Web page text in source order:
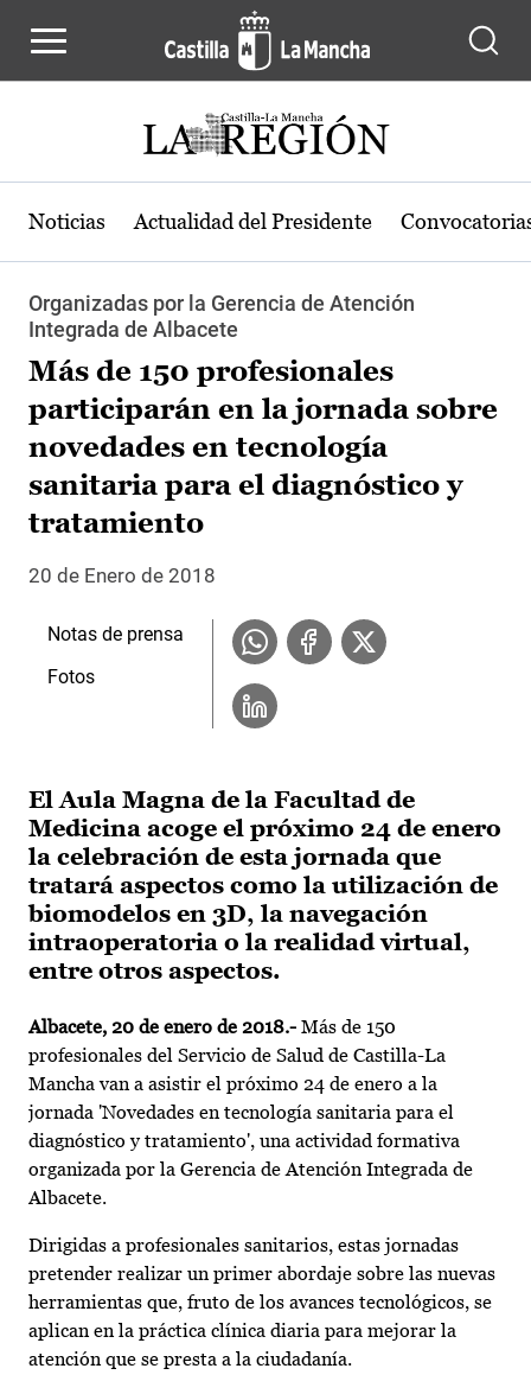
Noticias Actualidad del Presidente
Organizadas por la Gerencia de Atención
Integrada de Albacete
Más de 150 profesionales
participarán en la jornada sobre
novedades en tecnología
sanitaria para el diagnóstico y
tratamiento
20 de Enero de 2018
El Aula Magna de la Facultad de
Medicina acoge el próximo 24 de enero
la celebración de esta jornada que
tratará aspectos como la utilización de
biomodelos en 3D, la navegación
intraoperatoria o la realidad virtual,
entre otros aspectos.
Albacete, 20 de enero de 2018.- Más de 150
profesionales del Servicio de Salud de Castilla-La
Mancha van a asistir el próximo 24 de enero a la
jornada 'Novedades en tecnología sanitaria para el
diagnóstico y tratamiento', una actividad formativa
organizada por la Gerencia de Atención Integrada de
Albacete.
Dirigidas a profesionales sanitarios, estas jornadas
pretender realizar un primer abordaje sobre las nuevas
herramientas que, fruto de los avances tecnológicos, se
aplican en la práctica clínica diaria para mejorar la
atención que se presta a la ciudadanía.
Notas de prensa
Fotos